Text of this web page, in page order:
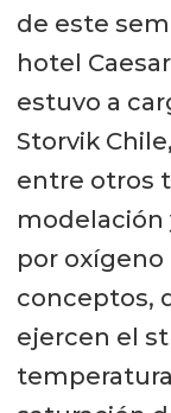
de este
hotel
estuvo a
Storvik
entre otros
modelación
por
conceptos,
ejercen el